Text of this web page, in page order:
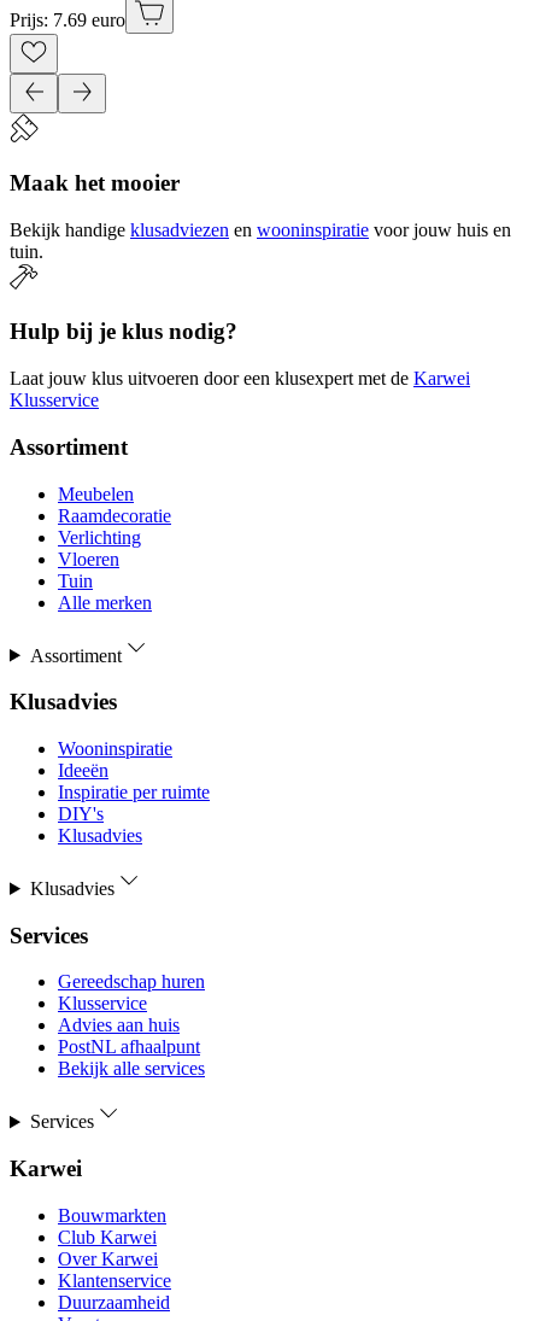
Prijs: 7.69 euro
Maak het mooier
Bekijk handige klusadviezen en wooninspiratie voor jouw huis en
tuin.
Hulp bij je klus nodig?
Laat jouw klus uitvoeren door een klusexpert met de Karwei
Klusservice
Assortiment
Meubelen
Raamdecoratie
Verlichting
Vloeren
Tuin
Alle merken
Assortiment
Klusadvies
Wooninspiratie
Ideeën
Inspiratie per ruimte
DIY's
Klusadvies
Klusadvies
Services
Gereedschap huren
Klusservice
Advies aan huis
PostNL afhaalpunt
Bekijk alle services
Services
Karwei
Bouwmarkten
Club Karwei
Over Karwei
Klantenservice
Duurzaamheid